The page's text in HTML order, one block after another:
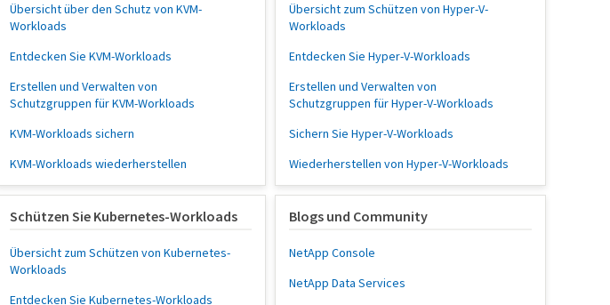
Übersicht über den Schutz von KVM-
Workloads
Entdecken Sie KVM-Workloads
Erstellen und Verwalten von
Schutzgruppen für KVM-Workloads
KVM-Workloads sichern
KVM-Workloads wiederherstellen
Übersicht zum Schützen von Hyper-V-
Workloads
Entdecken Sie Hyper-V-Workloads
Erstellen und Verwalten von
Schutzgruppen für Hyper-V-Workloads
Sichern Sie Hyper-V-Workloads
Wiederherstellen von Hyper-V-Workloads
Schützen Sie Kubernetes-Workloads
Übersicht zum Schützen von Kubernetes-
Workloads
Entdecken Sie Kubernetes-Workloads
Blogs und Community
NetApp Console
NetApp Data Services